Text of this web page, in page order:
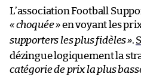
L’association Football
« choquée »en voyant les
supporters les plus fidèles».
dézingue logiquement la
catégorie de prix la plus